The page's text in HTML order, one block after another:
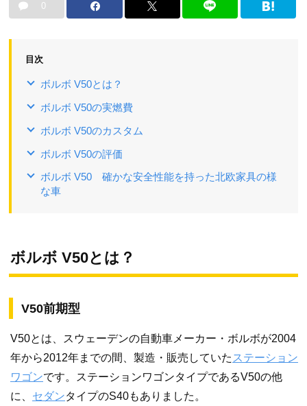
0
目次
ボルボ V50とは？
ボルボ V50の実燃費
ボルボ V50のカスタム
ボルボ V50の評価
ボルボ V50 確かな安全性能を持った北欧家具の様
な車
ボルボ V50とは？
V50前期型
V50とは、スウェーデンの自動車メーカー・ボルボが2004
年から2012年までの間、製造・販売していた ステーション
ワゴンです。ステーションワゴンタイプであるV50の他
に、 セダンタイプのS40もありました。